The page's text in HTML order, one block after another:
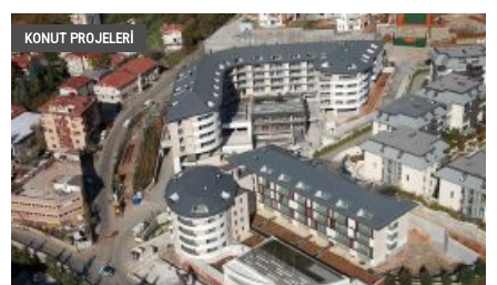
KONUT PROJELERI